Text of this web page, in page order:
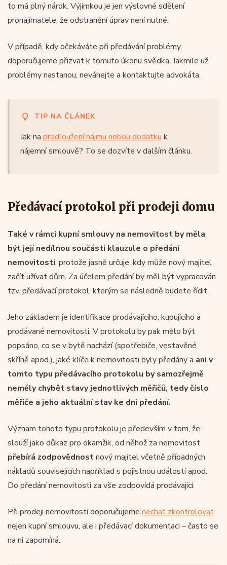
to má plný nárok. Výjimkou je jen výslovné sdělení
pronajímatele, že odstranění úprav není nutné.
V případě, kdy očekáváte při předávání problémy,
doporučujeme přizvat k tomuto úkonu svědka. Jakmile už
problémy nastanou, neváhejte a kontaktujte advokáta.
TIP NA ČLÁNEK
Jak na prodloužení nájmu neboli dodatku k
nájemní smlouvě? To se dozvíte v dalším článku.
Předávací protokol při prodeji domu
Také v rámci kupní smlouvy na nemovitost by měla
být její nedílnou součástí klauzule o předání
nemovitosti, protože jasně určuje, kdy může nový majitel
začít užívat dům. Za účelem předání by měl být vypracován
tzv. předávací protokol, kterým se následně budete řídit.
Jeho základem je identifikace prodávajícího, kupujícího a
prodávané nemovitosti. V protokolu by pak mělo být
popsáno, co se v bytě nachází (spotřebiče, vestavěné
skříně apod.), jaké klíče k nemovitosti byly předány a ani v
tomto typu předávacího protokolu by samozřejmě
neměly chybět stavy jednotlivých měřičů, tedy číslo
měřiče a jeho aktuální stav ke dni předání.
Význam tohoto typu protokolu je především v tom, že
slouží jako důkaz pro okamžik, od něhož za nemovitost
přebírá zodpovědnostnový majitel včetně případných
nákladů souvisejících například s pojistnou událostí apod.
Do předání nemovitosti za vše zodpovídá prodávající.
Při prodeji nemovitosti doporučujeme nechat zkontrolovat
nejen kupní smlouvu, ale i předávací dokumentaci – často se
na ni zapomíná.